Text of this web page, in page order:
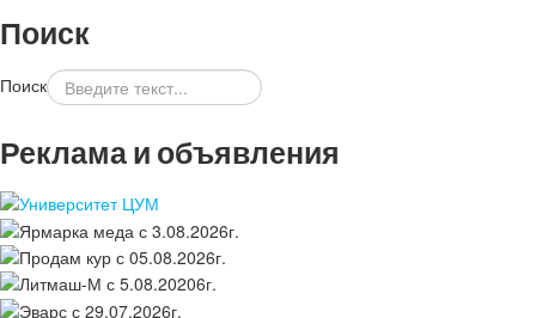
Поиск
Поиск
Реклама и объявления